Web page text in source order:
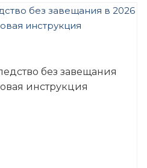
без завещания
инструкция